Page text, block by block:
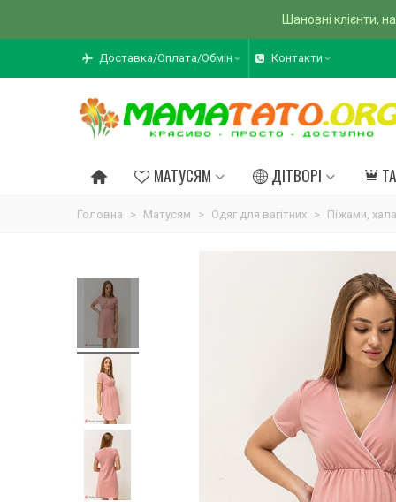
Шановні клієнти,
Доставка/Оплата/Обмін Контакти
МАТУСЯМ ДІТВОРІ
Головна > Матусям > Одяг для вагітних > Піжами,